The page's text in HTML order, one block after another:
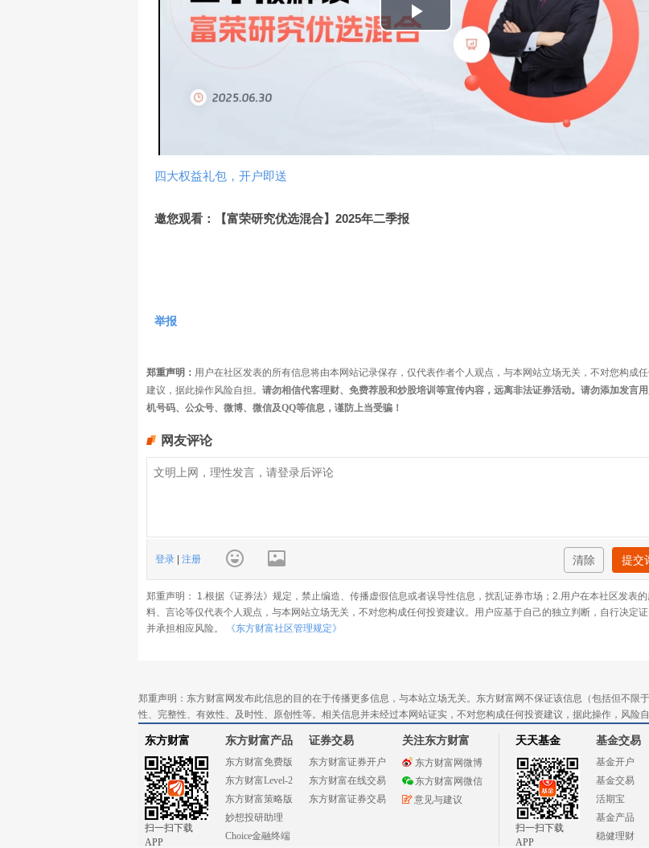
播
四大权益礼包，开户即送
邀您观看：【富荣研究优选混合】2025年二季报
举报
郑重声明： 用户在社区发表的所有信息将由本网站记录保存，仅代表作者个人观点，与本网站立场无关，不对您构成
建议，据此操作风险自担。 请勿相信代客理财、免费荐股和炒股培训等宣传内容，远离非法证券活动。请勿添加发言
机号码、公众号、微博、微信及QQ等信息，谨防上当受骗！
网友评论
登录 注册 清除 提交
郑重声明： 1.根据《证券法》规定，禁止编造、传播虚假信息或者误导性信息，扰乱证券市场；2.用户在本社区发表
料、言论等仅代表个人观点，与本网站立场无关，不对您构成任何投资建议。用户应基于自己的独立判断，自行决定
并承担相应风险。
《东方财富社区管理规定》
郑重声明：东方财富网发布此信息的目的在于传播更多信息，与本站立场无关。东方财富网不保证该信息（包括但不
性、完整性、有效性、及时性、原创性等。相关信息并未经过本网站证实，不对您构成任何投资建议，据此操作，风险自
东方财富
扫一扫下载
APP
东方财富产品
东方财富免费版
东方财富Level-2
东方财富策略版
妙想投研助理
Choice金融终端
证券交易
东方财富证券开户
东方财富在线交易
东方财富证券交易
关注东方财富
东方财富网微博
东方财富网微信
意见与建议
天天基金
扫一扫下载
APP
基金交易
基金开户
基金交易
活期宝
基金产品
稳健理财